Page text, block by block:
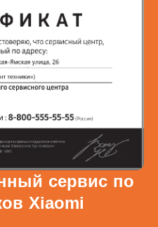
сервис по
Xiaomi